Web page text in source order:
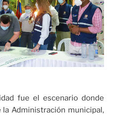
fue el escenario donde
Administración municipal,